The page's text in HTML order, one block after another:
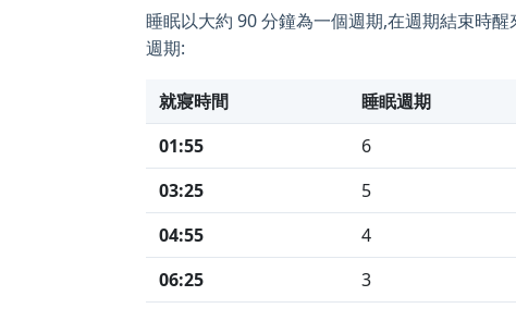
睡眠以大約 90 分鐘為一個週期,在週期結束時
週期:
就寢時間 睡眠週期
01:55
6
03:25
5
04:55
4
06:25
3